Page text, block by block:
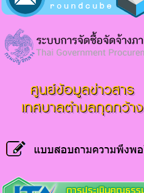
ศูนย์ข้อมูลข่าวสาร
เทศบาลตำบลกุดกว้าง